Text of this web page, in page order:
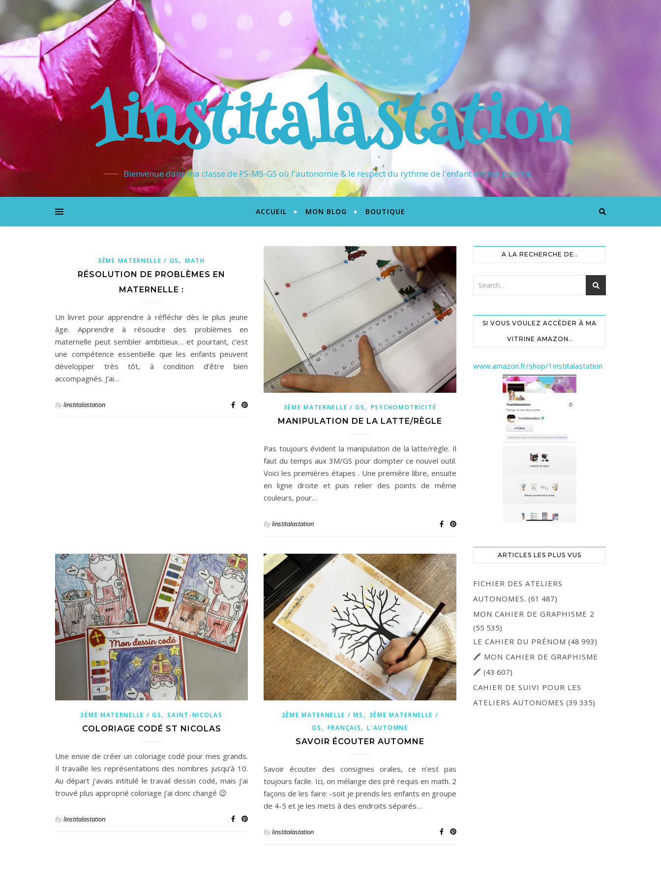
1institalastation
Bienvenue dans ma classe de PS-MS-GS où l'autonomie & le respect du rythme de l'enfant est ma priorité…
ACCUEIL MON BLOG BOUTIQUE
3ÈME MATERNELLE / GS ,MATH
RÉSOLUTION DE PROBLÈMES EN
MATERNELLE :
Un livret pour apprendre à réfléchir dès le plus jeune
âge. Apprendre à résoudre des problèmes en
maternelle peut sembler ambitieux… et pourtant, c’est
une compétence essentielle que les enfants peuvent
développer très tôt, à condition d’être bien
accompagnés. J’ai…
Bylinstitalastation 3ÈME MATERNELLE / GS , PSYCHOMOTRICITÉ
MANIPULATION DE LA LATTE/RÈGLE
Pas toujours évident la manipulation de la latte/règle. Il
faut du temps aux 3M/GS pour dompter ce nouvel outil.
Voici les premières étapes . Une première libre, ensuite
en ligne droite et puis relier des points de même
couleurs, pour…
Bylinstitalastation
3ÈME MATERNELLE / GS,SAINT-NICOLAS
COLORIAGE CODÉ ST NICOLAS
Une envie de créer un coloriage codé pour mes grands.
Il travaille les représentations des nombres jusqu’à 10.
Au départ j’avais intitulé le travail dessin codé, mais j’ai
trouvé plus approprié coloriage j’ai donc changé 😉
Bylinstitalastation
2ÈME MATERNELLE / MS , 3ÈME MATERNELLE /
GS , FRANÇAIS,L'AUTOMNE
SAVOIR ÉCOUTER AUTOMNE
Savoir écouter des consignes orales, ce n’est pas
toujours facile. Ici, on mélange des pré requis en math. 2
façons de les faire: -soit je prends les enfants en groupe
de 4-5 et je les mets à des endroits séparés…
Bylinstitalastation
A LA RECHERCHE DE..
SI VOUS VOULEZ ACCÉDER À MA
VITRINE AMAZON..
www.amazon.fr/shop/1institalastation
ARTICLES LES PLUS VUS
FICHIER DES ATELIERS
AUTONOMES. (61 487)
MON CAHIER DE GRAPHISME 2
(55 535)
LE CAHIER DU PRÉNOM (48 993)
🖍 MON CAHIER DE GRAPHISME
🖍 (43 607)
CAHIER DE SUIVI POUR LES
ATELIERS AUTONOMES (39 335)